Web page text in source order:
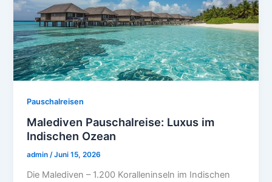
Pauschalreisen
Malediven Pauschalreise: Luxus im
Indischen Ozean
admin/Juni 15, 2026
Die Malediven – 1.200 Koralleninseln im Indischen